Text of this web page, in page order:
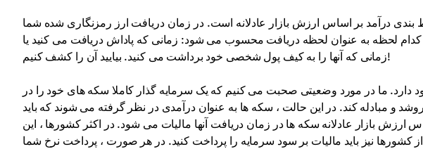
بندی درآمد بر اساس ارزش بازار عادلانه است. در زمان دریافت ارز رمزنگاری شده شما
لحظه به عنوان لحظه دریافت محسوب می شود: زمانی که پاداش دریافت می کنید یا
زمانی که آنها را به کیف پول شخصی خود برداشت می کنید. بیایید آن را کشف کنیم!
ما در مورد وضعیتی صحبت می کنیم که یک سرمایه گذار کاملا سکه های خود را در
بفروشد و مبادله کند. در این حالت ، سکه ها به عنوان درآمدی در نظر گرفته می شوند که باید
ارزش بازار عادلانه سکه ها در زمان دریافت آنها مالیات می شود. در اکثر کشورها ، این
نیز باید مالیات بر سود سرمایه را پرداخت کنید. در هر صورت ، پرداخت نرخ شما